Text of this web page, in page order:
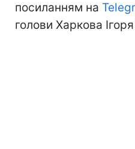
посиланням на
голови Харкова